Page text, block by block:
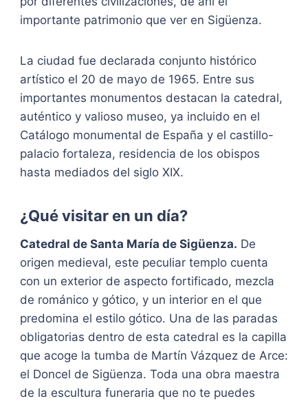
importante patrimonio que ver en Sigüenza.
La ciudad fue declarada conjunto histórico
artístico el 20 de mayo de 1965.​ Entre sus
importantes monumentos destacan la catedral,
auténtico y valioso museo, ya incluido en el
Catálogo monumental de España y el castillo-
palacio fortaleza, residencia de los obispos
hasta mediados del siglo XIX.
¿Qué visitar en un día?
Catedral de Santa María de Sigüenza. De
origen medieval, este peculiar templo cuenta
con un exterior de aspecto fortificado, mezcla
de románico y gótico, y un interior en el que
predomina el estilo gótico. Una de las paradas
obligatorias dentro de esta catedral es la capilla
que acoge la tumba de Martín Vázquez de Arce:
el Doncel de Sigüenza. Toda una obra maestra
de la escultura funeraria que no te puedes